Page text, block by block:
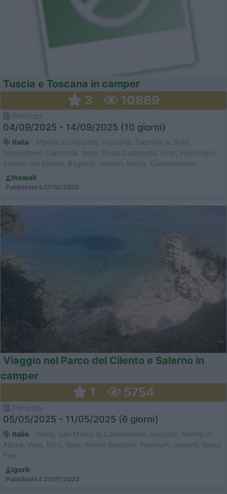
Tuscia e Toscana in camper
3 10869
04/09/2025 - 14/09/2025 (10 giorni)
Italia - Marina di Grosseto, Tuscania, Capranica, Sutri,
Ronciglione, Caprarola, Nepi, Civita Castellana, Orte, Vitorchiano,
Soriano nel Cimino, Bagnaia, Viterbo, Marta, Capodimonte,
Montefiascone, Bagnoregio, Civita di Bagnoregio, Bolsena,
Pitigliano, Marina di Castagneto
thewall
Pubblicato il 17/10/2025
Viaggio nel Parco del Cilento e Salerno in
camper
1 5754
05/05/2025 - 11/05/2025 (6 giorni)
Italia - Siena, San Marco di Castellabate, Acciaroli, Marina di
Ascea, Velia, Novi, Velia, Monte Gelbison, Paestum, Salerno, Siena,
Pae
igorb
Pubblicato il 21/07/2025